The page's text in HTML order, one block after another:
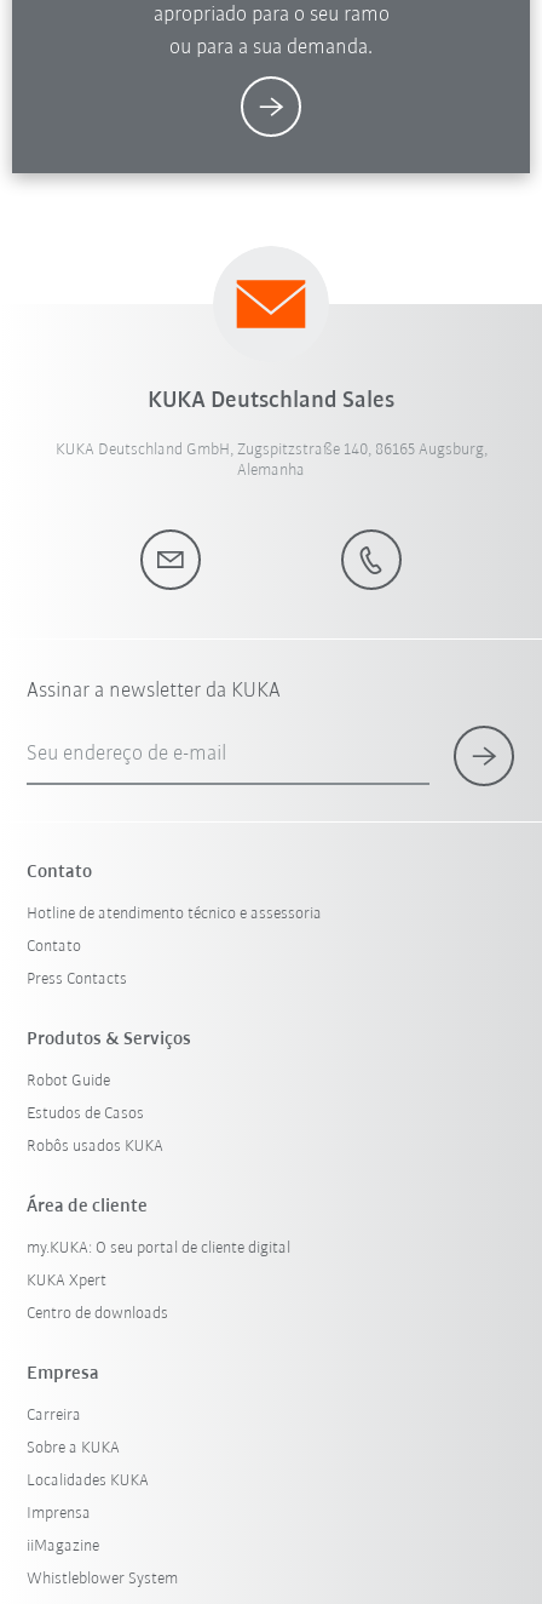
apropriado para o seu ramo
ou para a sua demanda.
KUKA Deutschland Sales
KUKA Deutschland GmbH, Zugspitzstraße 140, 86165 Augsburg,
Alemanha
Assinar a newsletter da KUKA
Seu endereço de e-mail
Contato
Hotline de atendimento técnico e assessoria
Contato
Press Contacts
Produtos & Serviços
Robot Guide
Estudos de Casos
Robôs usados KUKA
Área de cliente
my.KUKA: O seu portal de cliente digital
KUKA Xpert
Centro de downloads
Empresa
Carreira
Sobre a KUKA
Localidades KUKA
Imprensa
iiMagazine
Whistleblower System